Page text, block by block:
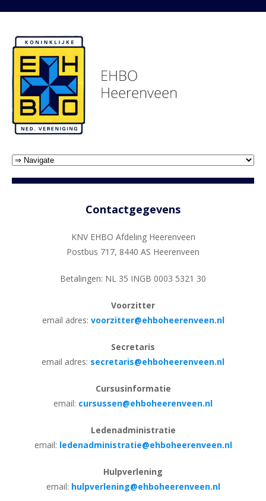
Contactgegevens
KNV EHBO Afdeling Heerenveen
Postbus 717, 8440 AS Heerenveen
Betalingen: NL 35 INGB 0003 5321 30
Voorzitter
email adres: voorzitter@ehboheerenveen.nl
Secretaris
email adres: secretaris@ehboheerenveen.nl
Cursusinformatie
email: cursussen@ehboheerenveen.nl
Ledenadministratie
email: ledenadministratie@ehboheerenveen.nl
Hulpverlening
email: hulpverlening@ehboheerenveen.nl